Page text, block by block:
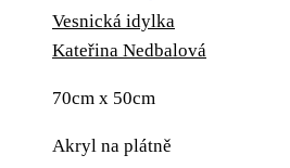
Vesnická idylka
Kateřina Nedbalová
70cm x 50cm
Akryl na plátně